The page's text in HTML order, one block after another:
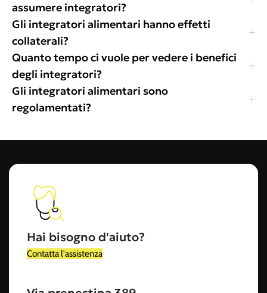
assumere integratori?
Gli integratori alimentari hanno effetti
collaterali?
Quanto tempo ci vuole per vedere i benefici
degli integratori?
Gli integratori alimentari sono
regolamentati?
Hai bisogno d'aiuto?
Contatta l'assistenza